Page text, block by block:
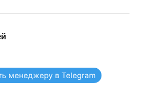
менеджеру в Telegram